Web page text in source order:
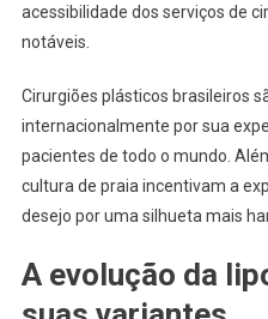
acessibilidade dos serviços de
notáveis.
Cirurgiões plásticos brasileiros
internacionalmente por sua
pacientes de todo o mundo.
cultura de praia incentivam a
desejo por uma silhueta mais
A evolução da